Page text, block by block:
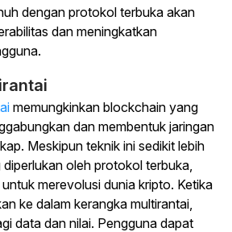
dengan protokol terbuka akan
dan meningkatkan
memungkinkan blockchain yang
dan membentuk jaringan
Meskipun teknik ini sedikit lebih
oleh protokol terbuka,
merevolusi dunia kripto. Ketika
ke dalam kerangka multirantai,
data dan nilai. Pengguna dapat